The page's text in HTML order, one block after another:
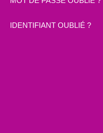
IDENTIFIANT OUBLIÉ ?